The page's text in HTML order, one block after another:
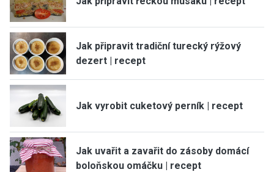
Jak připravit tradiční turecký rýžový
dezert | recept
Jak vyrobit cuketový perník | recept
Jak uvařit a zavařit do zásoby domácí
boloňskou omáčku | recept